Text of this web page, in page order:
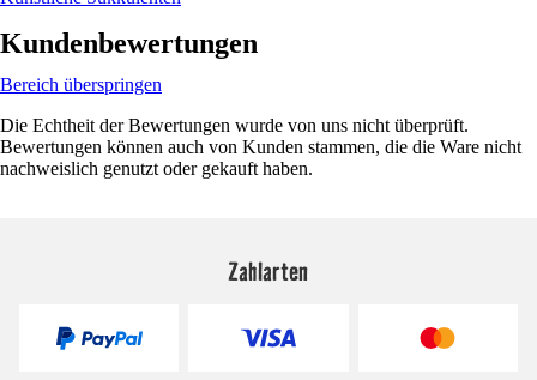
Kundenbewertungen
Bereich überspringen
Die Echtheit der Bewertungen wurde von uns nicht überprüft.
Bewertungen können auch von Kunden stammen, die die Ware nicht
nachweislich genutzt oder gekauft haben.
Zahlarten